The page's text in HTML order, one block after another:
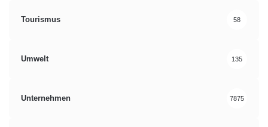
Tourismus 58
Umwelt 135
Unternehmen 7875